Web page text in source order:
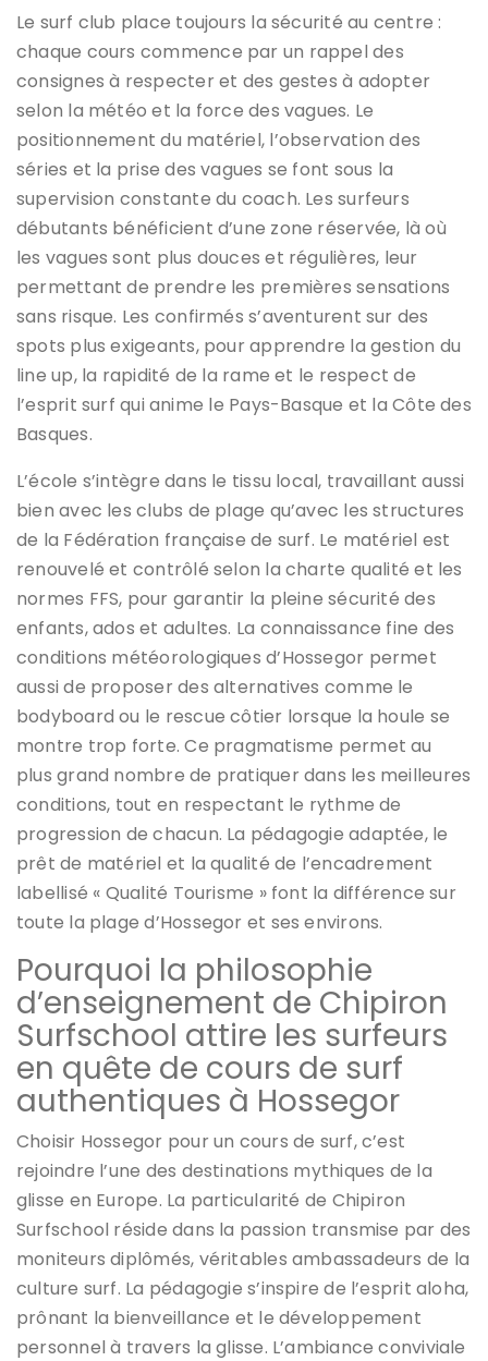
Le surf club place toujours la sécurité au centre :
chaque cours commence par un rappel des
consignes à respecter et des gestes à adopter
selon la météo et la force des vagues. Le
positionnement du matériel, l’observation des
séries et la prise des vagues se font sous la
supervision constante du coach. Les surfeurs
débutants bénéficient d’une zone réservée, là où
les vagues sont plus douces et régulières, leur
permettant de prendre les premières sensations
sans risque. Les confirmés s’aventurent sur des
spots plus exigeants, pour apprendre la gestion du
line up, la rapidité de la rame et le respect de
l’esprit surf qui anime le Pays-Basque et la Côte des
Basques.
L’école s’intègre dans le tissu local, travaillant aussi
bien avec les clubs de plage qu’avec les structures
de la Fédération française de surf. Le matériel est
renouvelé et contrôlé selon la charte qualité et les
normes FFS, pour garantir la pleine sécurité des
enfants, ados et adultes. La connaissance fine des
conditions météorologiques d’Hossegor permet
aussi de proposer des alternatives comme le
bodyboard ou le rescue côtier lorsque la houle se
montre trop forte. Ce pragmatisme permet au
plus grand nombre de pratiquer dans les meilleures
conditions, tout en respectant le rythme de
progression de chacun. La pédagogie adaptée, le
prêt de matériel et la qualité de l’encadrement
labellisé « Qualité Tourisme » font la différence sur
toute la plage d’Hossegor et ses environs.
Pourquoi la philosophie
d’enseignement de Chipiron
Surfschool attire les surfeurs
en quête de cours de surf
authentiques à Hossegor
Choisir Hossegor pour un cours de surf, c’est
rejoindre l’une des destinations mythiques de la
glisse en Europe. La particularité de Chipiron
Surfschool réside dans la passion transmise par des
moniteurs diplômés, véritables ambassadeurs de la
culture surf. La pédagogie s’inspire de l’esprit aloha,
prônant la bienveillance et le développement
personnel à travers la glisse. L’ambiance conviviale